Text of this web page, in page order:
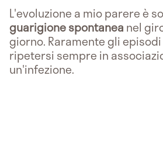
L'evoluzione a mio parere è
guarigione spontanea nel
giorno. Raramente gli
ripetersi sempre in
un'infezione.